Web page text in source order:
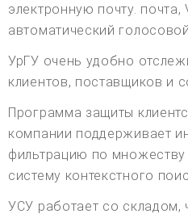
электронную почту.
автоматический
УрГУ очень удобно
клиентов, поставщиков и
Программа защиты
компании поддерживает
фильтрацию по
систему контекстного
УСУ работает со складом,